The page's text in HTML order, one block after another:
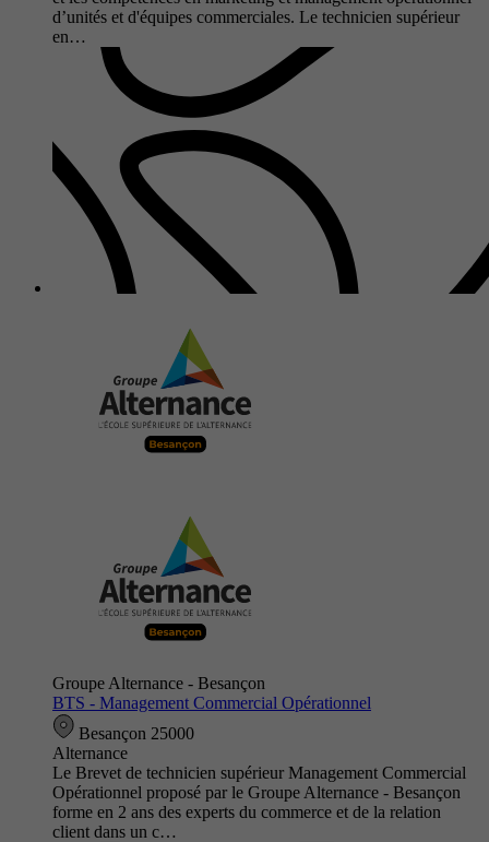
d’unités et d'équipes commerciales. Le technicien supérieur
en…
Groupe Alternance - Besançon
BTS - Management Commercial Opérationnel
Besançon 25000
Alternance
Le Brevet de technicien supérieur Management Commercial
Opérationnel proposé par le Groupe Alternance - Besançon
forme en 2 ans des experts du commerce et de la relation
client dans un c…